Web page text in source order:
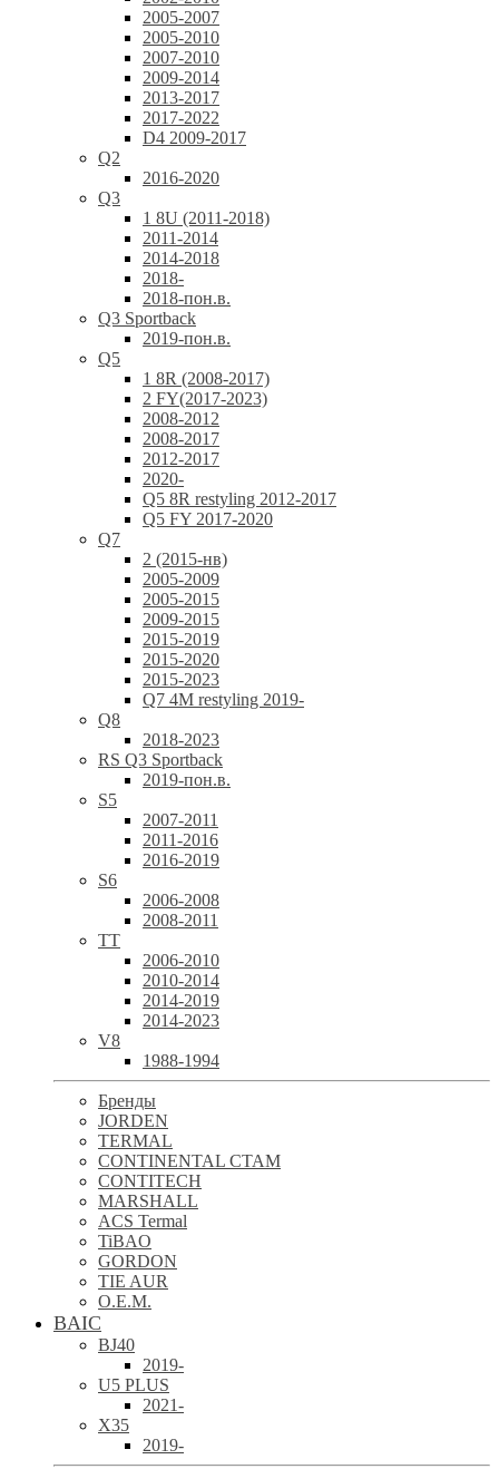
2005-2007
2005-2010
2007-2010
2009-2014
2013-2017
2017-2022
D4 2009-2017
Q2
2016-2020
Q3
1 8U (2011-2018)
2011-2014
2014-2018
2018-
2018-пон.в.
Q3 Sportback
2019-пон.в.
Q5
1 8R (2008-2017)
2 FY(2017-2023)
2008-2012
2008-2017
2012-2017
2020-
Q5 8R restyling 2012-2017
Q5 FY 2017-2020
Q7
2 (2015-нв)
2005-2009
2005-2015
2009-2015
2015-2019
2015-2020
2015-2023
Q7 4M restyling 2019-
Q8
2018-2023
RS Q3 Sportback
2019-пон.в.
S5
2007-2011
2011-2016
2016-2019
S6
2006-2008
2008-2011
TT
2006-2010
2010-2014
2014-2019
2014-2023
V8
1988-1994
Бренды
JORDEN
TERMAL
CONTINENTAL CTAM
CONTITECH
MARSHALL
ACS Termal
TiBAO
GORDON
TIE AUR
O.E.M.
BAIC
BJ40
2019-
U5 PLUS
2021-
X35
2019-